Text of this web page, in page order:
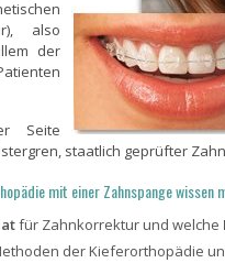
also
der
Seite
staatlich geprüfter
mit einer Zahnspange wissen
für Zahnkorrektur und welche
der Kieferorthopädie